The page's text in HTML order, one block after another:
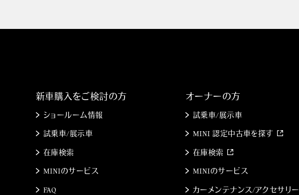
新車購入をご検討の方
ショールーム情報
試乗車/展示車
在庫検索
MINIのサービス
FAQ
オーナーの方
試乗車/展示車
MINI 認定中古車を探す
在庫検索
MINIのサービス
カーメンテナンス/アクセサリー